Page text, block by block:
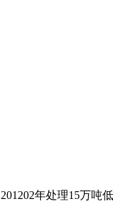
年处理15万吨